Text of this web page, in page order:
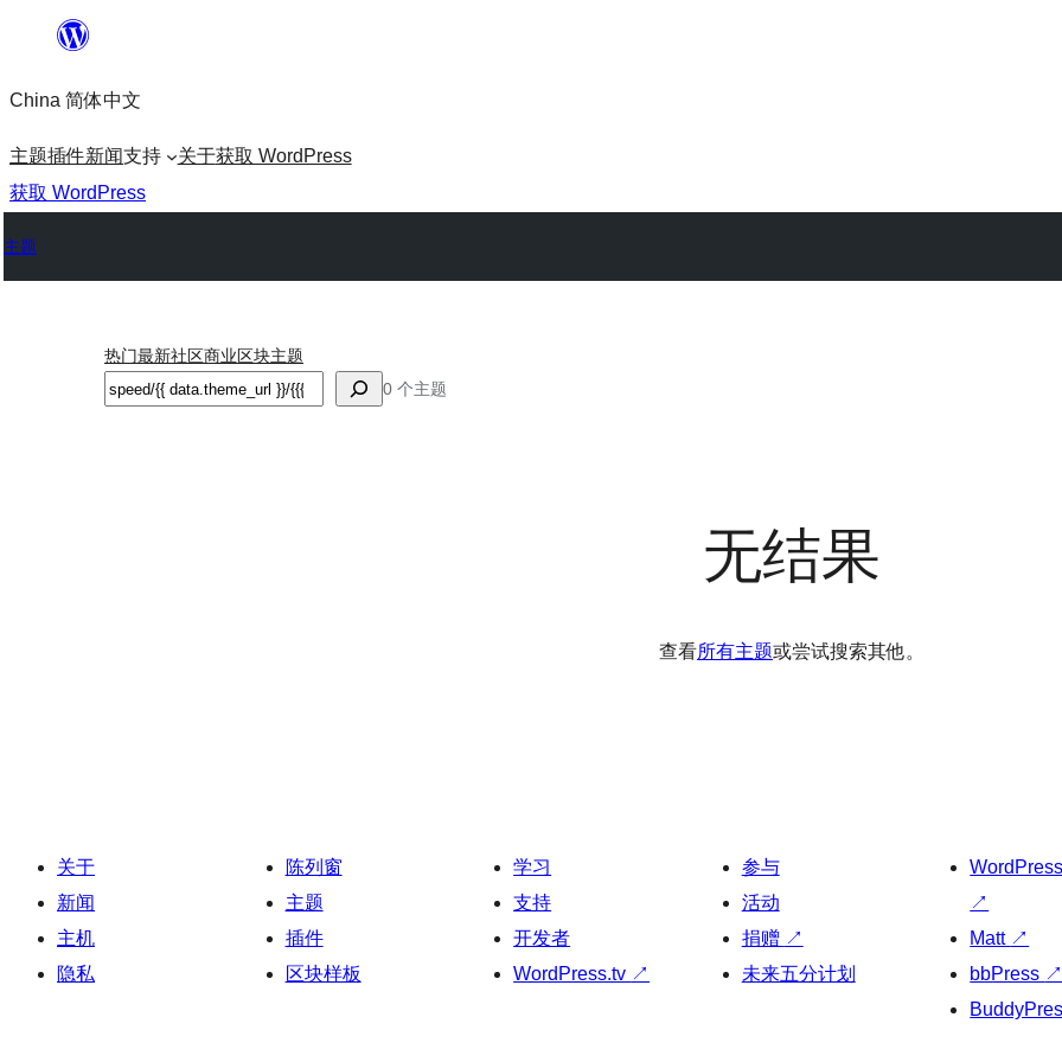
内
容
China 简体中文
主题插件新闻支持 关于获取 WordPress
获取 WordPress
主题
热门最新社区商业区块主题
搜
0 个主题
无结果
查看所有主题或尝试搜索其他。
关于
新闻
主机
隐私
陈列窗
主题
插件
区块样板
学习
支持
开发者
WordPress.tv ↗
参与
活动
捐赠 ↗
未来五分计划
↗
Matt ↗
bbPress ↗